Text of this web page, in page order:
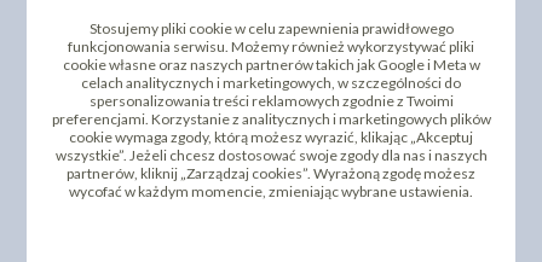
DODAJ SWOJĄ OPINIĘ
PRODUKTY PODOBNE
INNI KLIENCI KUPILI TEŻ
Stosujemy pliki cookie w celu zapewnienia prawidłowego
funkcjonowania serwisu. Możemy również wykorzystywać pliki
cookie własne oraz naszych partnerów takich jak Google i Meta w
celach analitycznych i marketingowych, w szczególności do
spersonalizowania treści reklamowych zgodnie z Twoimi
preferencjami. Korzystanie z analitycznych i marketingowych plików
cookie wymaga zgody, którą możesz wyrazić, klikając „Akceptuj
wszystkie”. Jeżeli chcesz dostosować swoje zgody dla nas i naszych
partnerów, kliknij „Zarządzaj cookies”. Wyrażoną zgodę możesz
wycofać w każdym momencie, zmieniając wybrane ustawienia.